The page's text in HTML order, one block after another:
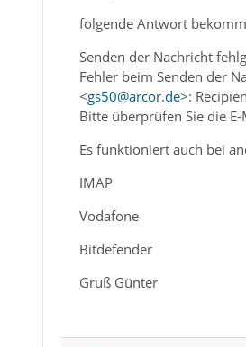
folgende Antwort
Senden der Nachricht
Fehler beim Senden der
<gs50@arcor.de>:
Bitte überprüfen Sie die
Es funktioniert auch bei
IMAP
Vodafone
Bitdefender
Gruß Günter